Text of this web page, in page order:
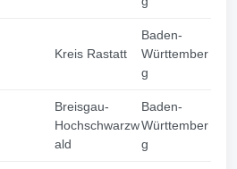
Kreis Rastatt
Baden-
Württember
g
Breisgau-
Hochschwarzw
ald
Baden-
Württember
g